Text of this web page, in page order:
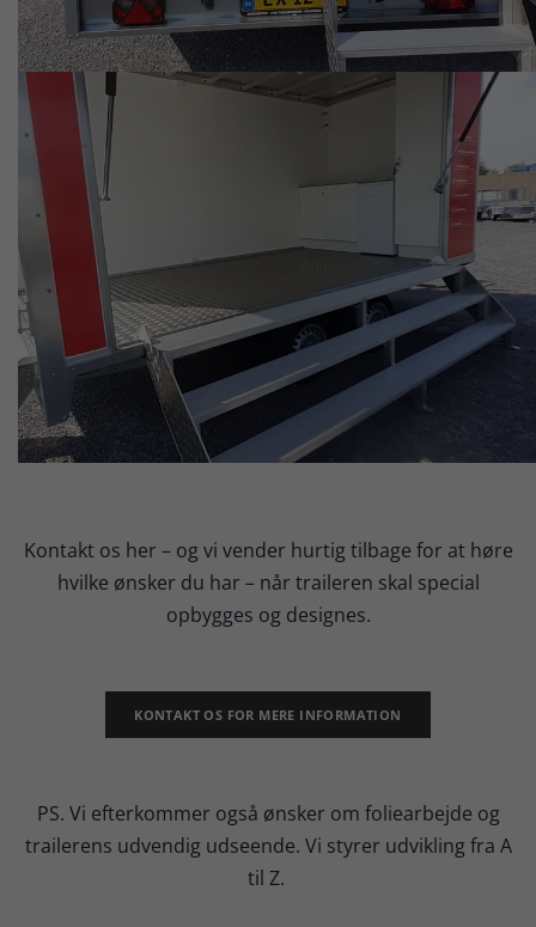
Kontakt os her – og vi vender hurtig tilbage for at høre
hvilke ønsker du har – når traileren skal special
opbygges og designes.
KONTAKT OS FOR MERE INFORMATION
PS. Vi efterkommer også ønsker om foliearbejde og
trailerens udvendig udseende. Vi styrer udvikling fra A
til Z.